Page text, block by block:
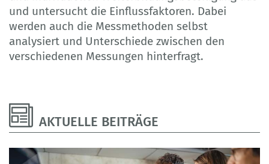
und untersucht die Einflussfaktoren. Dabei
werden auch die Messmethoden selbst
analysiert und Unterschiede zwischen den
verschiedenen Messungen hinterfragt.
AKTUELLE BEITRÄGE